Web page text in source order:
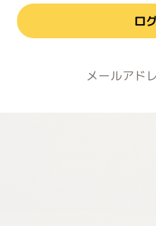
ロ
メールアド